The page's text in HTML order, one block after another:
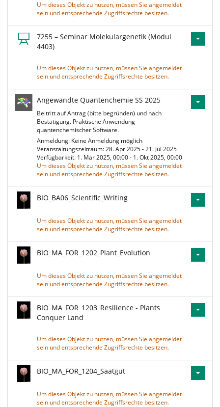
Um dieses Objekt zu nutzen, müssen Sie angemeldet
sein und entsprechende Zugriffsrechte besitzen.
7255 – Seminar Molekulargenetik (Modul
4403)
Um dieses Objekt zu nutzen, müssen Sie angemeldet
sein und entsprechende Zugriffsrechte besitzen.
Angewandte Quantenchemie SS 2025
Beitritt auf Antrag (bitte begründen) und nach
Bestätigung. Praktische Anwendung
quantenchemischer Software.
Anmeldung: Keine Anmeldung möglich
Veranstaltungszeitraum: 28. Apr 2025 - 21. Jul 2025
Verfügbarkeit: 1. Mär 2025, 00:00 - 1. Okt 2025, 00:00
Um dieses Objekt zu nutzen, müssen Sie angemeldet
sein und entsprechende Zugriffsrechte besitzen.
BIO_BA06_Scientific_Writing
Um dieses Objekt zu nutzen, müssen Sie angemeldet
sein und entsprechende Zugriffsrechte besitzen.
BIO_MA_FOR_1202_Plant_Evolution
Um dieses Objekt zu nutzen, müssen Sie angemeldet
sein und entsprechende Zugriffsrechte besitzen.
BIO_MA_FOR_1203_Resilience - Plants
Conquer Land
Um dieses Objekt zu nutzen, müssen Sie angemeldet
sein und entsprechende Zugriffsrechte besitzen.
BIO_MA_FOR_1204_Saatgut
Um dieses Objekt zu nutzen, müssen Sie angemeldet
sein und entsprechende Zugriffsrechte besitzen.